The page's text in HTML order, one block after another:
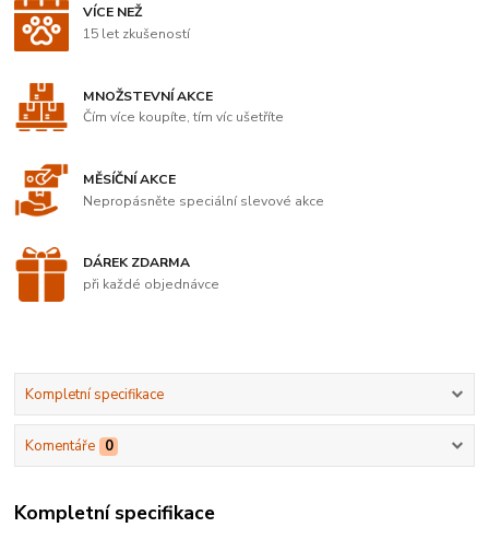
VÍCE NEŽ
15 let zkušeností
MNOŽSTEVNÍ AKCE
Čím více koupíte, tím víc ušetříte
MĚSÍČNÍ AKCE
Nepropásněte speciální slevové akce
DÁREK ZDARMA
při každé objednávce
Kompletní specifikace
Komentáře 0
Kompletní specifikace